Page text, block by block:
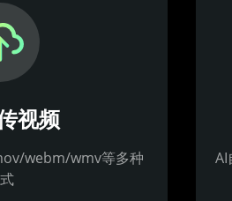
视频
webm/wmv等多种
AI